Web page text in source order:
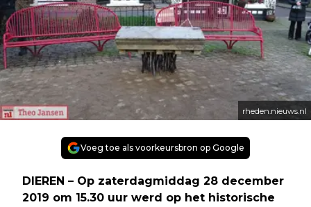
rheden.nieuws.nl
Voeg toe als voorkeursbron op Google
DIEREN – Op zaterdagmiddag 28 december
2019 om 15.30 uur werd op het historische